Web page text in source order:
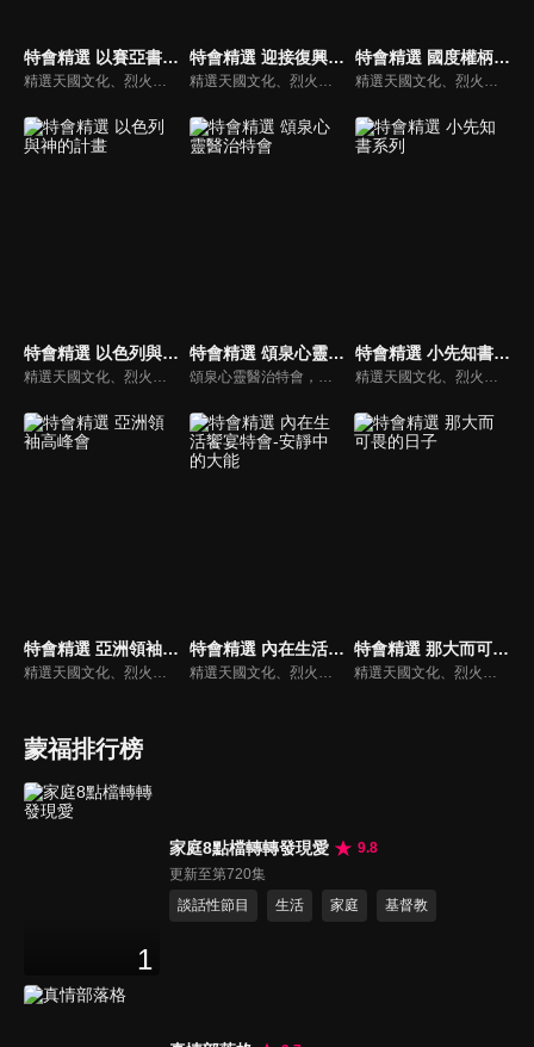
特會精選 以賽亞書十九章的預言
精選天國文化、烈火特會、超自然大能與使徒性教會等特會，幫助我們更加明白神的心意，好讓我們的生命能走在神的道路上進入命定。
特會精選 迎接復興的關鍵
精選天國文化、烈火特會、超自然大能與使徒性教會等特會，幫助我們更加明白神的心意，好讓我們的生命能走在神的道路上進入命定。
特會精選 國度權柄釋放特會
精選天國文化、烈火特會、超自然大能與使徒性教會等特會，幫助我們更加明白神的心意，好讓我們的生命能走在神的道路上進入命定。
特會精選 以色列與神的計畫
精選天國文化、烈火特會、超自然大能與使徒性教會等特會，幫助我們更加明白神的心意，好讓我們的生命能走在神的道路上進入命定。
特會精選 頌泉心靈醫治特會
頌泉心靈醫治特會，由加拿大LEO牧師主講如何聆聽神的聲音系列，四堂課分別為：一、親密的呼喚 二、安靜與異象 三、即時的靈感與屬靈日誌 四、成為神的朋友。
特會精選 小先知書系列
精選天國文化、烈火特會、超自然大能與使徒性教會等特會，幫助我們更加明白神的心意，好讓我們的生命能走在神的道路上進入命定。
特會精選 亞洲領袖高峰會
精選天國文化、烈火特會、超自然大能與使徒性教會等特會，幫助我們更加明白神的心意，好讓我們的生命能走在神的道路上進入命定。
特會精選 內在生活饗宴特會-安靜中的大能
精選天國文化、烈火特會、超自然大能與使徒性教會等特會，幫助我們更加明白神的心意，好讓我們的生命能走在神的道路上進入命定。
特會精選 那大而可畏的日子
精選天國文化、烈火特會、超自然大能與使徒性教會等特會，幫助我們更加明白神的心意，好讓我們的生命能走在神的道路上進入命定。
蒙福排行榜
1
家庭8點檔轉轉發現愛
9.8
更新至第720集
談話性節目
生活 家庭 基督教